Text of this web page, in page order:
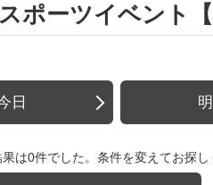
ポーツイベント
日
は0件でした。条件を変えてお探し